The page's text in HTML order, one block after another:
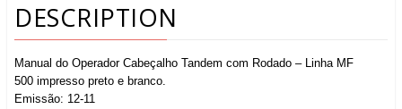
DESCRIPTION
Manual do Operador Cabeçalho Tandem com Rodado – Linha MF
500 impresso preto e branco.
Emissão: 12-11